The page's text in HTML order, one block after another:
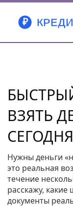
ВЗЯТЬ
СЕГОДНЯ
Нужны деньги
это реальная
течение
расскажу,
документы